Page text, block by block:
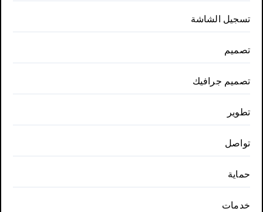
تسجيل الشاشة
تصميم
تصميم جرافيك
تطوير
تواصل
حماية
خدمات